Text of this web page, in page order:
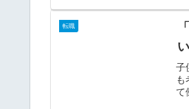
転職
子
も
て